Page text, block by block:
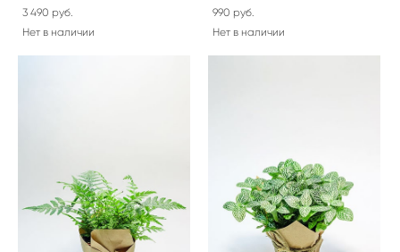
3 490 pуб.
Нет в наличии
990 pуб.
Нет в наличии